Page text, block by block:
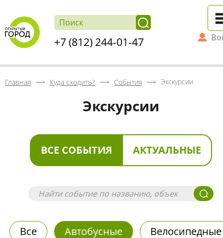
+7 (812) 244-01-47
Главная Куда сходить? События Экскурсии
Экскурсии
ВСЕ СОБЫТИЯ АКТУАЛЬНЫЕ
Все Автобусные Велосипедные